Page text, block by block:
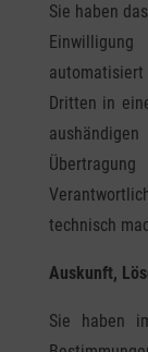
Sie haben
Dritten in
technisch
Auskunft,
Sie haben